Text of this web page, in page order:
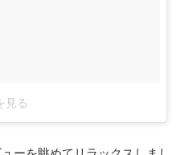
見る